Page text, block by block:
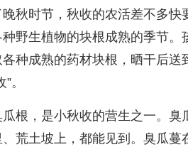
晚秋时节，秋收的农活差不多
野生植物的块根成熟的季节
种成熟的药材块根，晒干后
。
根，是小秋收的营生之一。
荒土坡上，都能见到。臭瓜